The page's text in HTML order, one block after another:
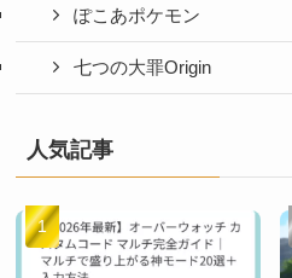
ぽこあポケモン
七つの大罪Origin
人気記事